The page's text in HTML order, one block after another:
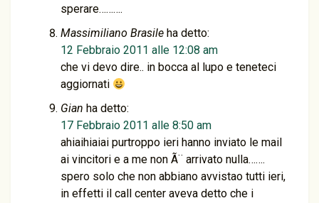
sperare……….
Massimiliano Brasile ha detto:
12 Febbraio 2011 alle 12:08 am
che vi devo dire.. in bocca al lupo e teneteci
aggiornati
Gian ha detto:
17 Febbraio 2011 alle 8:50 am
ahiaihiaiai purtroppo ieri hanno inviato le mail
ai vincitori e a me non Ã¨ arrivato nulla…….
spero solo che non abbiano avvistao tutti ieri,
in effetti il call center aveva detto che i